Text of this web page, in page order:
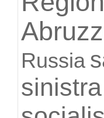
Russia
sinistra